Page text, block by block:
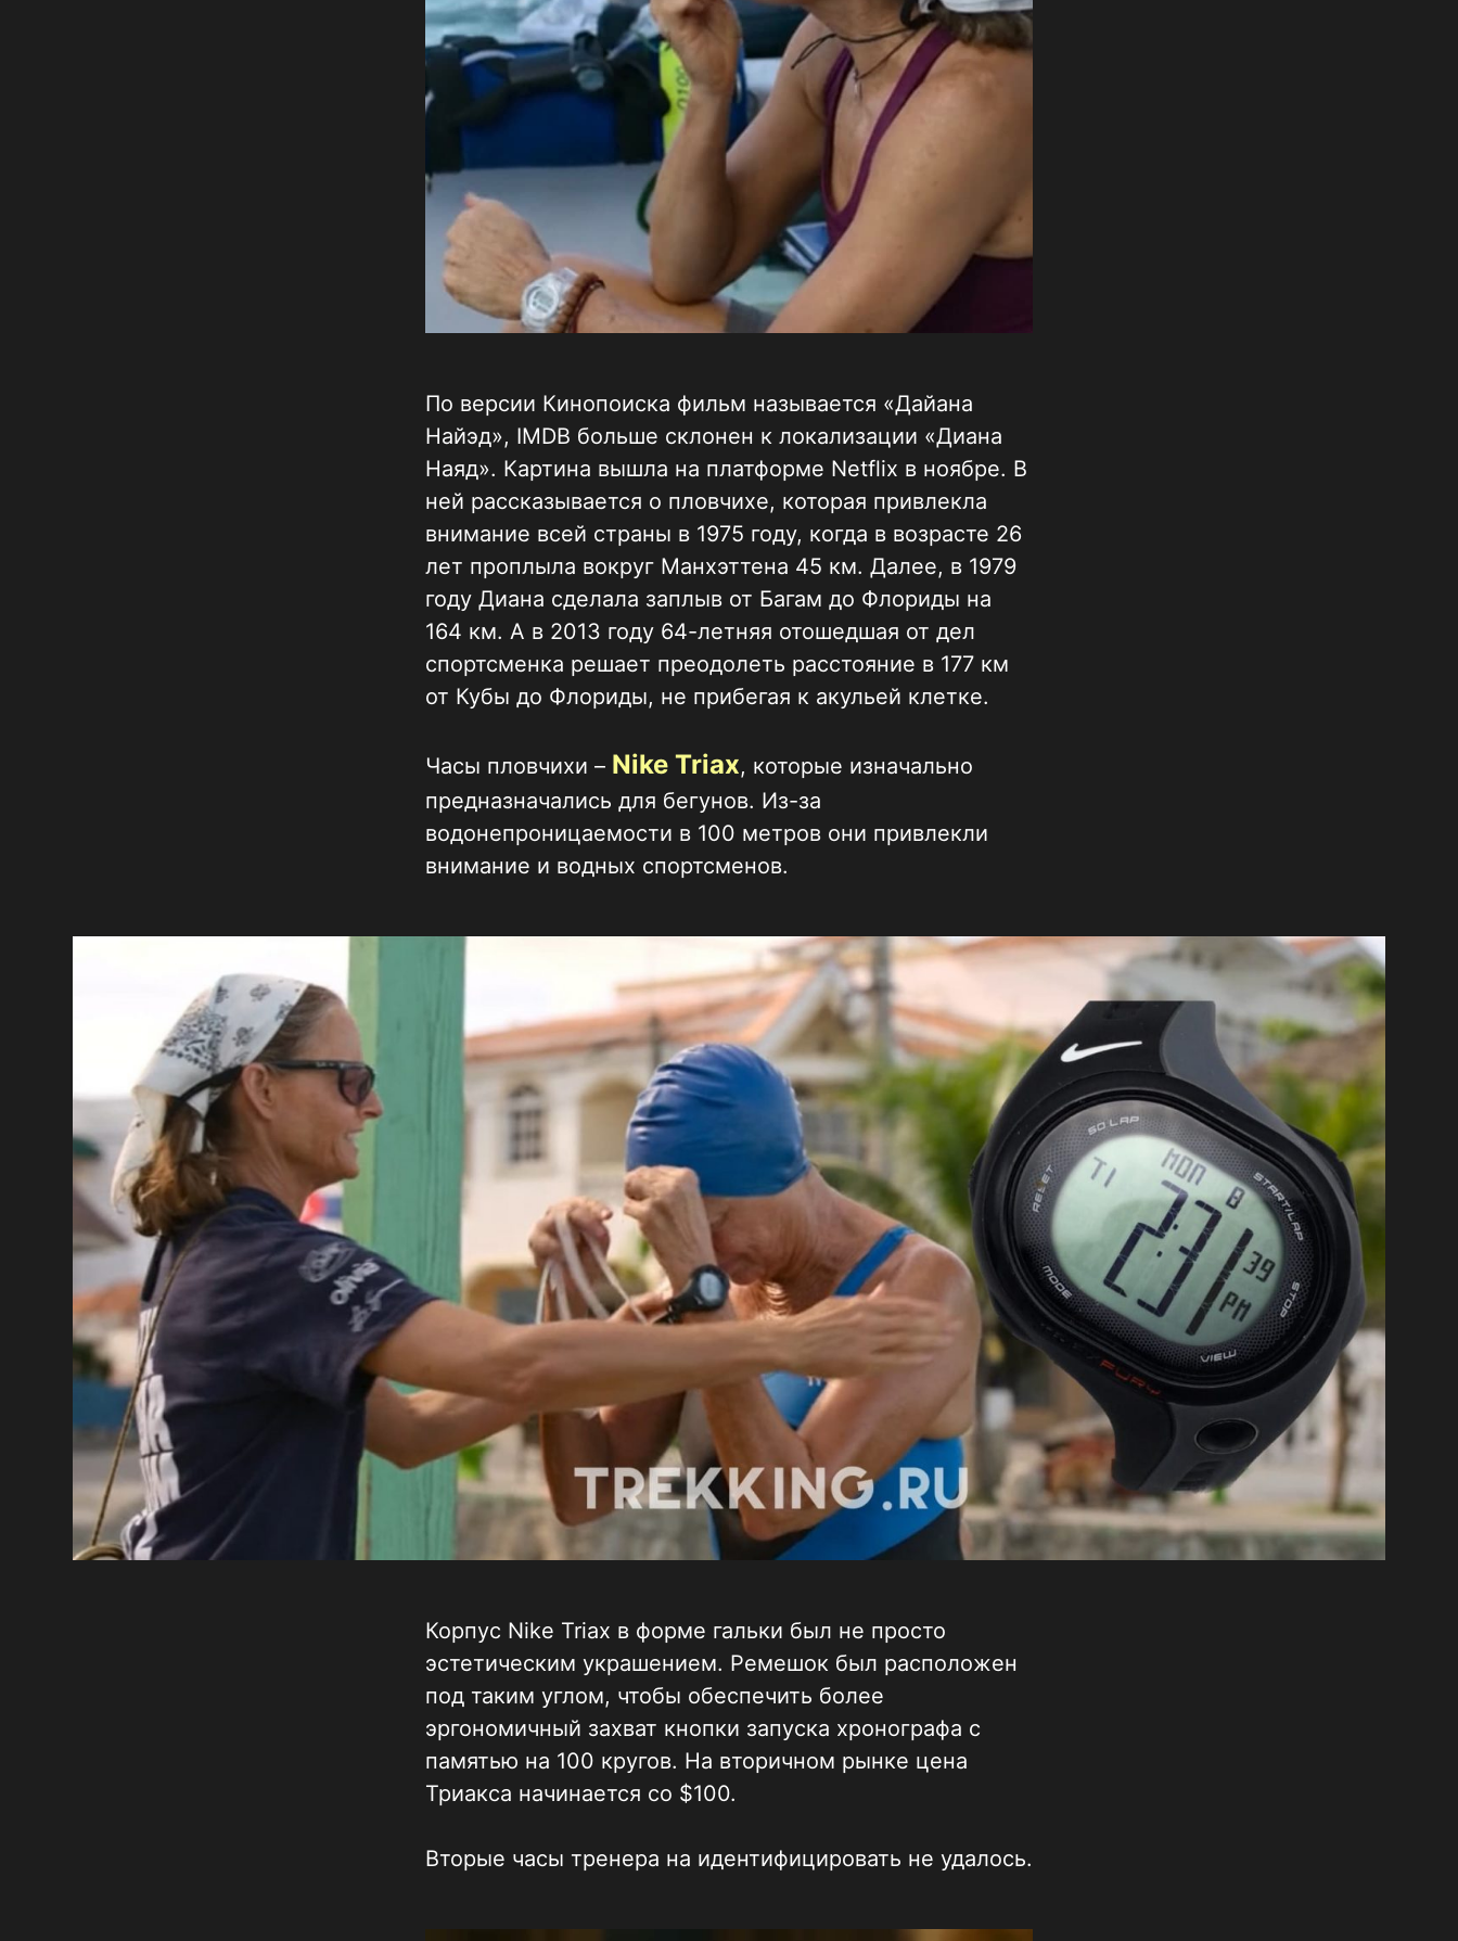
По версии Кинопоиска фильм называется «Дайана
Найэд», IMDB больше склонен к локализации «Диана
Наяд». Картина вышла на платформе Netflix в ноябре. В
ней рассказывается о пловчихе, которая привлекла
внимание всей страны в 1975 году, когда в возрасте 26
лет проплыла вокруг Манхэттена 45 км. Далее, в 1979
году Диана сделала заплыв от Багам до Флориды на
164 км. А в 2013 году 64-летняя отошедшая от дел
спортсменка решает преодолеть расстояние в 177 км
от Кубы до Флориды, не прибегая к акульей клетке.
Часы пловчихи – Nike Triax, которые изначально
предназначались для бегунов. Из-за
водонепроницаемости в 100 метров они привлекли
внимание и водных спортсменов.
Корпус Nike Triax в форме гальки был не просто
эстетическим украшением. Ремешок был расположен
под таким углом, чтобы обеспечить более
эргономичный захват кнопки запуска хронографа с
памятью на 100 кругов. На вторичном рынке цена
Триакса начинается со $100.
Вторые часы тренера на идентифицировать не удалось.